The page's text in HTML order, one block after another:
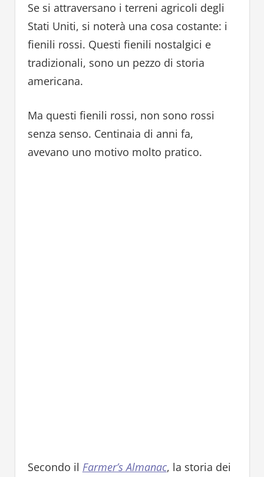
Se si attraversano i terreni agricoli degli
Stati Uniti, si noterà una cosa costante: i
fienili rossi. Questi fienili nostalgici e
tradizionali, sono un pezzo di storia
americana.
Ma questi fienili rossi, non sono rossi
senza senso. Centinaia di anni fa,
avevano uno motivo molto pratico.
Secondo il Farmer’s Almanac, la storia dei